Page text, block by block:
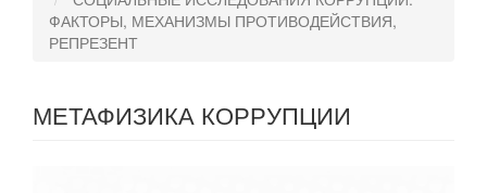
панель
ФАКТОРЫ, МЕХАНИЗМЫ ПРОТИВОДЕЙСТВИЯ,
РЕПРЕЗЕНТ
МЕТАФИЗИКА КОРРУПЦИИ